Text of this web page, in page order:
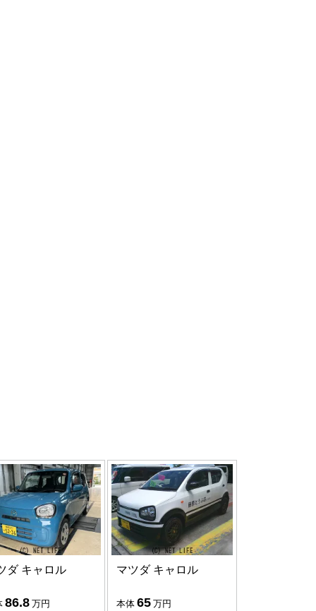
ダ キャロル
86.8 万円
マツダ キャロル
本体 65 万円